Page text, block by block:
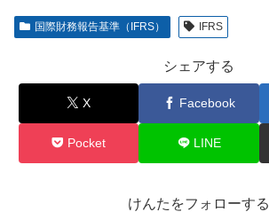
国際財務報告基準（IFRS） IFRS
シェアする
X Facebook
Pocket LINE
けんたをフォローする